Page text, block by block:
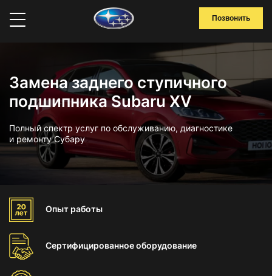
Позвонить
Замена заднего ступичного
подшипника Subaru XV
Полный спектр услуг по обслуживанию, диагностике
и ремонту Субару
Опыт работы
Сертифицированноеоборудование